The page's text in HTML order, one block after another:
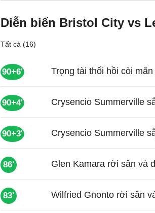
Diễn biến Bristol City vs
Tất cả (16)
90+6' Trọng tài thổi hồi còi
90+4' Crysencio Summerville
90+3' Crysencio Summerville
86' Glen Kamara rời sân và
83' Wilfried Gnonto rời sân